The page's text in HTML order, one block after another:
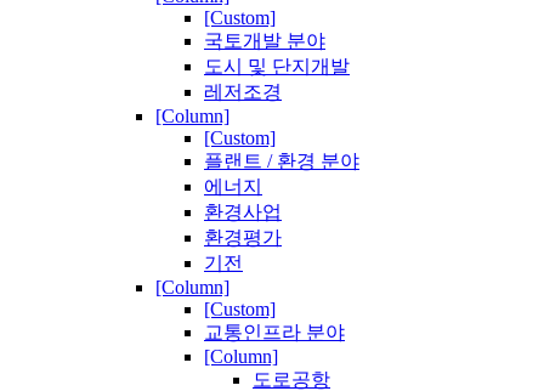
[Custom]
국토개발 분야
도시 및 단지개발
레저조경
[Column]
[Custom]
플랜트 / 환경 분야
에너지
환경사업
환경평가
기전
[Column]
[Custom]
교통인프라 분야
[Column]
도로공항